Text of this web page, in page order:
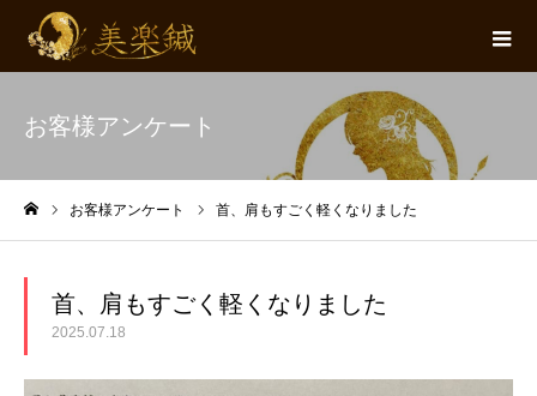
お客様アンケート
お客様アンケート 首、肩もすごく軽くなりました
首、肩もすごく軽くなりました
2025.07.18